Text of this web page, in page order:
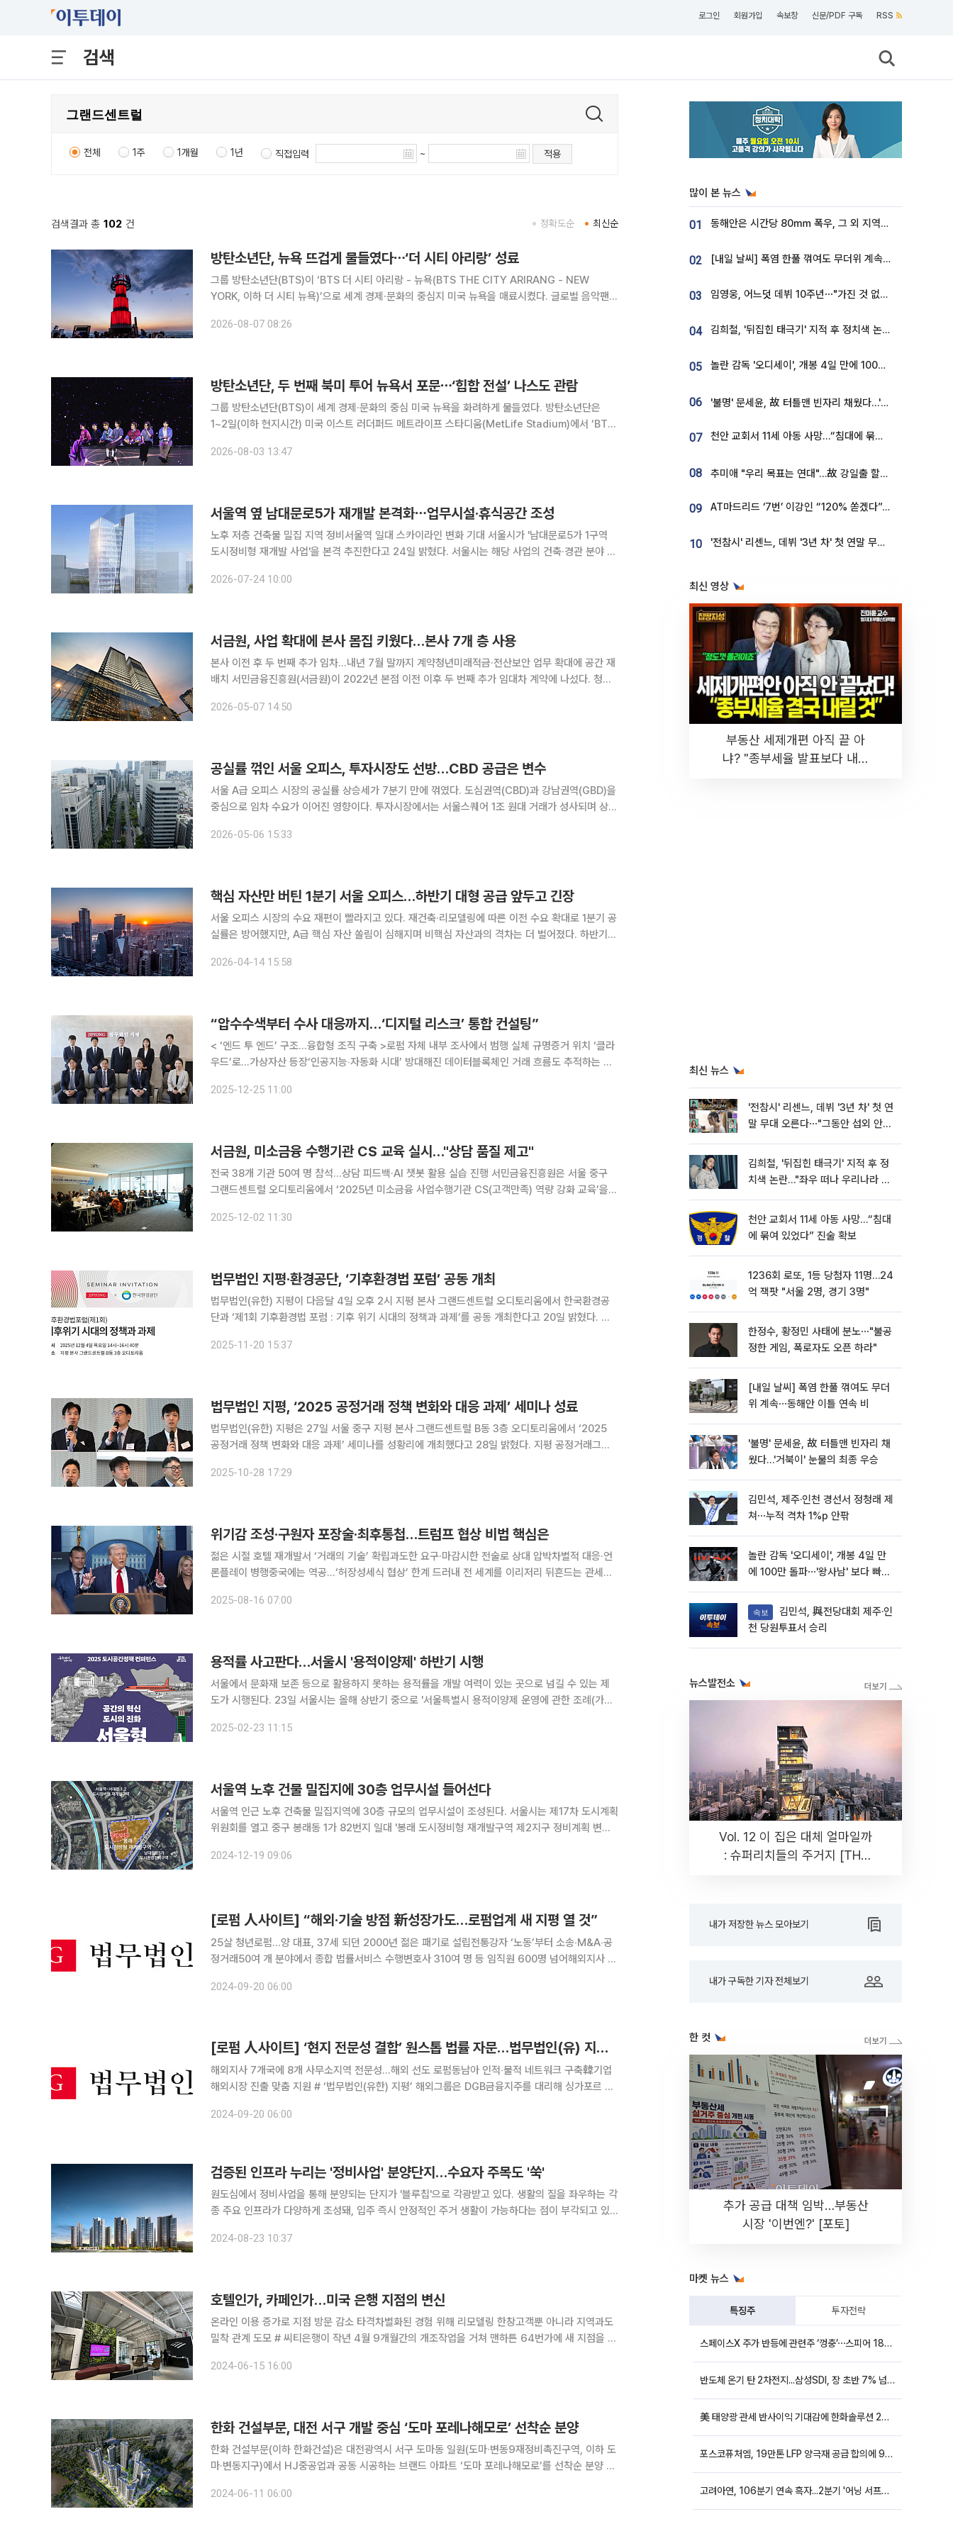
로그인 회원가입 속보창 신문/PDF 구독 RSS
검색
전체 1주 1개월 1년 직접입력 ~ 적용
검색결과 총 102 건 최신순
정확도순
방탄소년단, 뉴욕 뜨겁게 물들였다⋯‘더 시티 아리랑’ 성료
그룹 방탄소년단(BTS)이 ‘BTS 더 시티 아리랑 - 뉴욕(BTS THE CITY ARIRANG - NEW
YORK, 이하 더 시티 뉴욕)’으로 세계 경제·문화의 중심지 미국 뉴욕을 매료시켰다. 글로벌 음악팬과
‘더 시티 뉴욕’은 방탄소년단의 콘서트가
2026-08-07 08:26
방탄소년단, 두 번째 북미 투어 뉴욕서 포문⋯‘힙합 전설’ 나스도 관람
그룹 방탄소년단(BTS)이 세계 경제·문화의 중심 미국 뉴욕을 화려하게 물들였다. 방탄소년단은
1~2일(이하 현지시간) 미국 이스트 러더퍼드 메트라이프 스타디움(MetLife Stadium)에서 ‘BTS
19일 ‘2026 FIFA 북중미 월드컵
2026-08-03 13:47
서울역 옆 남대문로5가 재개발 본격화⋯업무시설·휴식공간 조성
노후 저층 건축물 밀집 지역 정비서울역 일대 스카이라인 변화 기대 서울시가 '남대문로5가 1구역
도시정비형 재개발 사업'을 본격 추진한다고 24일 밝혔다. 서울시는 해당 사업의 건축·경관 분야 통
지는 서울역 광장 일대의 대형업무시설인 그랜드센트럴과 연세세브란스
2026-07-24 10:00
서금원, 사업 확대에 본사 몸집 키웠다…본사 7개 층 사용
본사 이전 후 두 번째 추가 임차…내년 7월 말까지 계약청년미래적금·전산보안 업무 확대에 공간 재
배치 서민금융진흥원(서금원)이 2022년 본점 이전 이후 두 번째 추가 임대차 계약에 나섰다. 청년
7일 공공기관 경영정보 공개시스템 알리오에 따르면 서금원은 지난
2026-05-07 14:50
공실률 꺾인 서울 오피스, 투자시장도 선방…CBD 공급은 변수
서울 A급 오피스 시장의 공실률 상승세가 7분기 만에 꺾였다. 도심권역(CBD)과 강남권역(GBD)을
중심으로 임차 수요가 이어진 영향이다. 투자시장에서는 서울스퀘어 1조 원대 거래가 성사되며 상업
2026-05-06 15:33
핵심 자산만 버틴 1분기 서울 오피스…하반기 대형 공급 앞두고 긴장
서울 오피스 시장의 수요 재편이 빨라지고 있다. 재건축·리모델링에 따른 이전 수요 확대로 1분기 공
실률은 방어했지만, A급 핵심 자산 쏠림이 심해지며 비핵심 자산과의 격차는 더 벌어졌다. 하반기부
다. 14일 상업용부동산 주관사 뉴마크에 따르면 올해 1분기
2026-04-14 15:58
“압수수색부터 수사 대응까지…‘디지털 리스크’ 통합 컨설팅”
< ‘엔드 투 엔드’ 구조…융합형 조직 구축 >로펌 자체 내부 조사에서 범행 실체 규명증거 위치 ‘클라
우드’로…가상자산 등장‘인공지능‧자동화 시대’ 방대해진 데이터블록체인 거래 흐름도 추적하는 기
2025-12-25 11:00
서금원, 미소금융 수행기관 CS 교육 실시…"상담 품질 제고"
전국 38개 기관 50여 명 참석…상담 피드백·AI 챗봇 활용 실습 진행 서민금융진흥원은 서울 중구
그랜드센트럴 오디토리움에서 ‘2025년 미소금융 사업수행기관 CS(고객만족) 역량 강화 교육’을
데·포스코), 은행재단(KB·IBK·우리·신한·하나) 및
2025-12-02 11:30
법무법인 지평‧환경공단, ‘기후환경법 포럼’ 공동 개최
법무법인(유한) 지평이 다음달 4일 오후 2시 지평 본사 그랜드센트럴 오디토리움에서 한국환경공
단과 ‘제1회 기후환경법 포럼 : 기후 위기 시대의 정책과 과제’를 공동 개최한다고 20일 밝혔다. 법
금 운영‧지원 제도, 기업의 기후 리스크 관리 및 환경‧사회‧지
2025-11-20 15:37
법무법인 지평, ‘2025 공정거래 정책 변화와 대응 과제’ 세미나 성료
법무법인(유한) 지평은 27일 서울 중구 지평 본사 그랜드센트럴 B동 3층 오디토리움에서 ‘2025
공정거래 정책 변화와 대응 과제’ 세미나를 성황리에 개최했다고 28일 밝혔다. 지평 공정거래그룹
2025-10-28 17:29
위기감 조성·구원자 포장술·최후통첩…트럼프 협상 비법 핵심은
젊은 시절 호텔 재개발서 ‘거래의 기술’ 확립과도한 요구·마감시한 전술로 상대 압박차별적 대응·언
론플레이 병행중국에는 역공…‘허장성세식 협상’ 한계 드러내 전 세계를 이리저리 뒤흔드는 관세협
2025-08-16 07:00
용적률 사고판다…서울시 '용적이양제' 하반기 시행
서울에서 문화재 보존 등으로 활용하지 못하는 용적률을 개발 여력이 있는 곳으로 넘길 수 있는 제
도가 시행된다. 23일 서울시는 올해 상반기 중으로 '서울특별시 용적이양제 운영에 관한 조례(가
Development Rights)로 알려진 뉴욕·도쿄 등
2025-02-23 11:15
서울역 노후 건물 밀집지에 30층 업무시설 들어선다
서울역 인근 노후 건축물 밀집지역에 30층 규모의 업무시설이 조성된다. 서울시는 제17차 도시계획
위원회를 열고 중구 봉래동 1가 82번지 일대 '봉래 도시정비형 재개발구역 제2지구 정비계획 변경
변경을 통해 용적률 1260%, 30층 높이의 업무시설
2024-12-19 09:06
[로펌 人사이트] “해외‧기술 방점 新성장가도…로펌업계 새 지평 열 것”
25살 청년로펌…양 대표, 37세 되던 2000년 젊은 패기로 설립전통강자 ‘노동’부터 소송‧M&A‧공
정거래50여 개 분야에서 종합 법률서비스 수행변호사 310여 명 등 임직원 600명 넘어해외지사 8
사 신설 준비 중年 30시간 공익활동 의무화…10돌 맞은 두루이사
2024-09-20 06:00
[로펌 人사이트] ‘현지 전문성 결합’ 원스톱 법률 자문…법무법인(유) 지평 ‘해외그룹’
해외지사 7개국에 8개 사무소지역 전문성…해외 선도 로펌동남아 인적‧물적 네트워크 구축韓기업
해외시장 진출 맞춤 지원 # ‘법무법인(유한) 지평’ 해외그룹은 DGB금융지주를 대리해 싱가포르 자
회사를 둔 첫 사례다. 지평 해외그룹은 싱가포르 금융감
2024-09-20 06:00
검증된 인프라 누리는 '정비사업' 분양단지…수요자 주목도 '쑥'
원도심에서 정비사업을 통해 분양되는 단지가 '블루칩'으로 각광받고 있다. 생활의 질을 좌우하는 각
종 주요 인프라가 다양하게 조성돼, 입주 즉시 안정적인 주거 생활이 가능하다는 점이 부각되고 있
2024-08-23 10:37
호텔인가, 카페인가…미국 은행 지점의 변신
온라인 이용 증가로 지점 방문 감소 타격차별화된 경험 위해 리모델링 한창고객뿐 아니라 지역과도
밀착 관계 도모 # 씨티은행이 작년 4월 9개월간의 개조작업을 거쳐 맨하튼 64번가에 새 지점을 선
이 전면 즐비해 호텔 로비를 연상시켰다. 고객들은 창구 앞에서 줄을
2024-06-15 16:00
한화 건설부문, 대전 서구 개발 중심 ‘도마 포레나해모로’ 선착순 분양
한화 건설부문(이하 한화건설)은 대전광역시 서구 도마동 일원(도마∙변동9재정비촉진구역, 이하 도
마·변동지구)에서 HJ중공업과 공동 시공하는 브랜드 아파트 ‘도마 포레나해모로’를 선착순 분양 중
818가구 규모로 조성된다. 이 중 일반분양 물량은 568
2024-06-11 06:00
많이 본 뉴스
01 동해안은 시간당 80㎜ 폭우, 그 외 지역은 폭염…‘극과 극 날씨’
02 [내일 날씨] 폭염 한풀 꺾여도 무더위 계속⋯동해안 이틀 연속 비
03 임영웅, 어느덧 데뷔 10주년⋯"가진 것 없던 시절, 내 앞엔 20명의 팬뿐"
04 김희철, '뒤집힌 태극기' 지적 후 정치색 논란…"좌우 떠나 우리나라 국기"
05 놀란 감독 '오디세이', 개봉 4일 만에 100만 돌파⋯'왕사남' 보다 빠르다
06 '불명' 문세윤, 故 터틀맨 빈자리 채웠다…'거북이' 눈물의 최종 우승
07 천안 교회서 11세 아동 사망…“침대에 묶여 있었다” 진술 확보
08 추미애 "우리 목표는 연대"…故 강일출 할머니 흉상 제막
09 AT마드리드 ‘7번’ 이강인 “120% 쏟겠다”⋯시메오네 감독 “필요한 선수”
10 '전참시' 리센느, 데뷔 '3년 차' 첫 연말 무대 오른다⋯"그동안 섭외 안 와"
최신 영상
부동산 세제개편 아직 끝 아
냐? "종부세율 발표보다 내릴
최신 뉴스
'전참시' 리센느, 데뷔 '3년 차' 첫 연
말 무대 오른다⋯"그동안 섭외 안
김희철, '뒤집힌 태극기' 지적 후 정
치색 논란…"좌우 떠나 우리나라 국
천안 교회서 11세 아동 사망…“침대
에 묶여 있었다” 진술 확보
1236회 로또, 1등 당첨자 11명…24
억 잭팟 "서울 2명, 경기 3명"
한정수, 황정민 사태에 분노⋯"불공
정한 게임, 폭로자도 오픈 하라"
[내일 날씨] 폭염 한풀 꺾여도 무더
위 계속⋯동해안 이틀 연속 비
'불명' 문세윤, 故 터틀맨 빈자리 채
웠다…'거북이' 눈물의 최종 우승
김민석, 제주·인천 경선서 정청래 제
쳐⋯누적 격차 1%p 안팎
놀란 감독 '오디세이', 개봉 4일 만
에 100만 돌파⋯'왕사남' 보다 빠르
속보
천 당원투표서 승리
뉴스발전소
Vol. 12 이 집은 대체 얼마일까
: 슈퍼리치들의 주거지 [THE
내가 저장한 뉴스 모아보기
내가 구독한 기자 전체보기
한 컷
추가 공급 대책 임박…부동산
시장 '이번엔?' [포토]
마켓 뉴스
특징주 투자전략
스페이스X 주가 반등에 관련주 ‘껑충’⋯스피어 18%ㆍ에이치브이엠 12%↑
반도체 온기 탄 2차전지...삼성SDI, 장 초반 7% 넘게 껑충
美 태양광 관세 반사이익 기대감에 한화솔루션 20%대·OCI홀딩스 14%대 급등
포스코퓨처엠, 19만톤 LFP 양극재 공급 합의에 9%대 강세
고려아연, 106분기 연속 흑자...2분기 '어닝 서프라이즈'에 장 초반 12%대 강세